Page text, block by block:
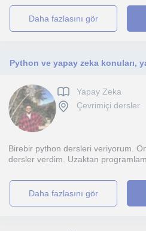
daha fazlasını gör
Yapay Zeka
Çevrimiçi dersler
Birebir python dersleri veriyorum.
dersler verdim. Uzaktan
daha fazlasını gör